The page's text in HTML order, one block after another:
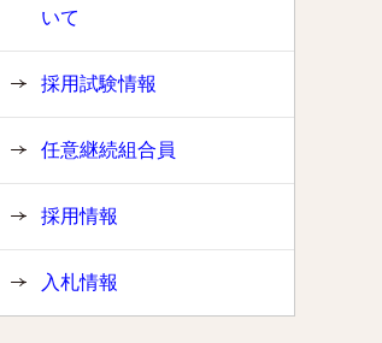
いて
採用試験情報
任意継続組合員
採用情報
入札情報